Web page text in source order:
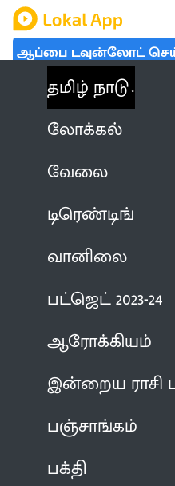
ஆப்பை டவுன்லோட்
தமிழ் நாடு
லோக்கல்
வேலை
டிரெண்டிங்
வானிலை
பட்ஜெட் 2023-24
ஆரோக்கியம்
இன்றைய
பஞ்சாங்கம்
பக்தி